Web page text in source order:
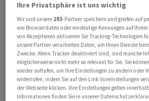
Die inhaltlichen Eckpunkte des
Urteilseröffnung im April 2022
wurde zu einer unbedingten
Jahren und 9 Monaten verurteilt. Der
Chef Beat Stocker soll für 4 Jahre ins
Prozess wurden Vincenz und
Betrug bei Firmenübernahmen
Ihre Privatsphäre ist uns wichtig
Wir und unsere 293-Partner speichern und greifen auf
wie Browserdaten oder eindeutige Kennungen auf
von Akzeptieren aktivieren Sie Tracking-Technologien
unsere Partner verarbeiten Daten, um Ihnen Dienste
Zwecke. Wenn Tracker deaktiviert sind, sind manche
möglicherweise nicht mehr so relevant für Sie. Sie
wieder aufrufen, um Ihre Einstellungen zu ändern oder
widerrufen, indem Sie auf den Link Voreinstellungen
der Webseite klicken. Ihre Einstellungen gelten
Informationen finden Sie in unserer